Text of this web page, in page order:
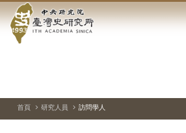
到中
央
院-
首頁 研究人員 訪問學人